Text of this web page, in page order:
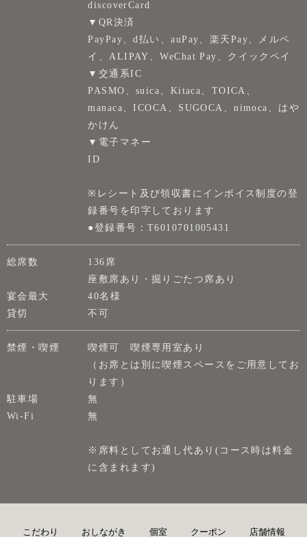
discoverCard
▼QR決済
PayPay、d払い、auPay、楽天Pay、メルペ
イ、ALIPAY、WeChat Pay、クイックペイ
▼交通系IC
PASMO、suica、Kitaca、TOICA、
manaca、ICOCA、SUGOCA、nimoca、はや
かけん
▼電子マネー
ID
※レシート及び領収書にインボイス制度の登
録番号を印字しております
●登録番号：T6010701005431
総席数
136席
座敷席あり・掘りごたつ席あり
宴会最大
40名様
貸切
不可
禁煙・喫煙
喫煙可 喫煙専用室あり
（お席とは別に喫煙スペースをご用意してお
ります）
駐車場
無
Wi-Fi
無
※席料としてお通し代あり(コース時は料金
に含まれます)
こだわり おしながき 個室 クーポン 店舗情報